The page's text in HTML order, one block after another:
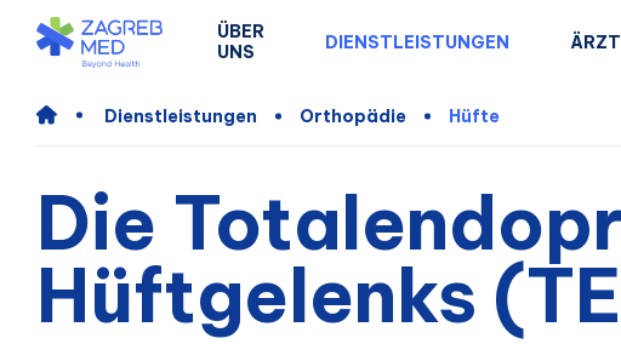
ÜBER
UNS
DIENSTLEISTUNGEN
Dienstleistungen Orthopädie Hüfte
Die
Hüftgelenks